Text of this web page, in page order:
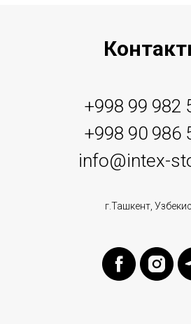
+998 99 982
+998 90 986
info@intex-
г.Ташкент,